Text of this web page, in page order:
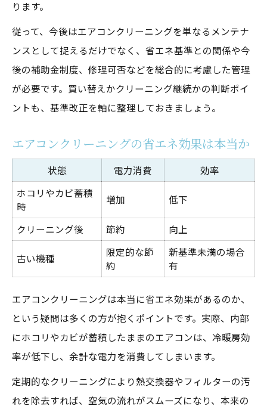
ります。
従って、今後はエアコンクリーニングを単なるメンテナ
ンスとして捉えるだけでなく、省エネ基準との関係や今
後の補助金制度、修理可否などを総合的に考慮した管理
が必要です。買い替えかクリーニング継続かの判断ポイ
ントも、基準改正を軸に整理しておきましょう。
エアコンクリーニングの省エネ効果は本当か
状態 電力消費
効率
ホコリやカビ蓄積
時
増加 低下
クリーニング後 節約 向上
古い機種
限定的な節
約
新基準未満の場合
有
エアコンクリーニングは本当に省エネ効果があるのか、
という疑問は多くの方が抱くポイントです。実際、内部
にホコリやカビが蓄積したままのエアコンは、冷暖房効
率が低下し、余計な電力を消費してしまいます。
定期的なクリーニングにより熱交換器やフィルターの汚
れを除去すれば、空気の流れがスムーズになり、本来の